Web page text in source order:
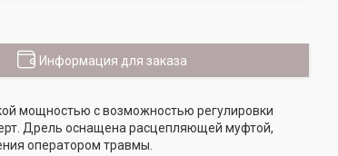
Информация для заказа
мощностью с возможностью регулировки
Дрель оснащена расцепляющей муфтой,
оператором травмы.